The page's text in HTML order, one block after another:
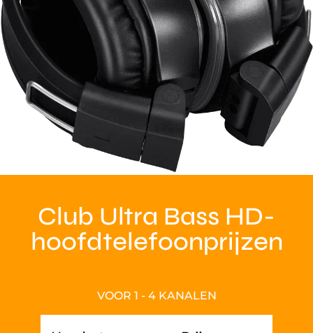
Club Ultra Bass HD-
hoofdtelefoonprijzen
VOOR 1 - 4 KANALEN